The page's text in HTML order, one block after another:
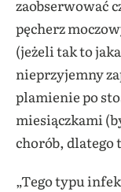
zaobserwować
pęcherz
(jeżeli tak to
nieprzyjemny
plamienie po
miesiączkami
chorób, dlatego
„Tego typu